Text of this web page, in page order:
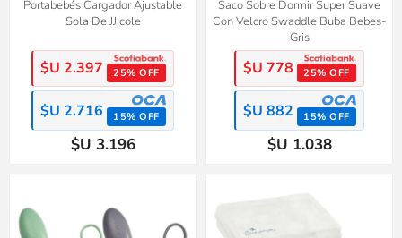
Portabebés Cargador Ajustable
Sola De JJ cole
$U 2.397 25% OFF
$U 2.716 15% OFF
$U 3.196
Saco Sobre Dormir Super Suave
Con Velcro Swaddle Buba Bebes-
Gris
$U 778 25% OFF
$U 882 15% OFF
$U 1.038